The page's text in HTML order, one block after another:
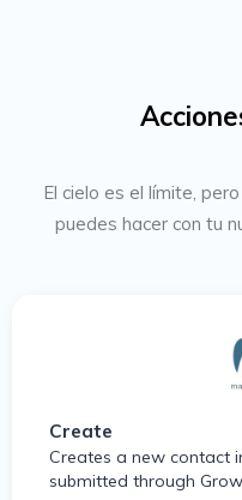
El cielo es el límite,
puedes hacer con tu
Create
Creates a new contact
submitted through